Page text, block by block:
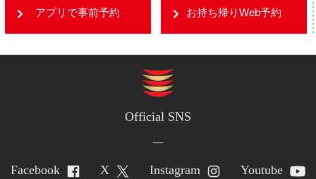
アプリで事前予約 お持ち帰りWeb予約
Official SNS
Facebook X Instagram Youtube